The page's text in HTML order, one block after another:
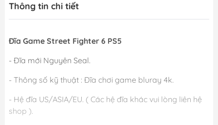
Thông tin chi tiết
Đĩa Game Street Fighter 6 PS5
- Đĩa mới Nguyên Seal.
- Thông số kỹ thuật : Đĩa chơi game bluray 4k.
- Hệ đĩa US/ASIA/EU. ( Các hệ đĩa khác vui lòng liên hệ
shop ).